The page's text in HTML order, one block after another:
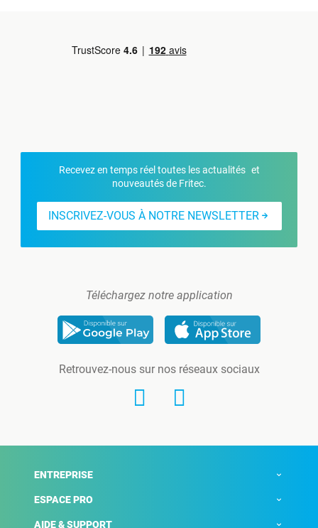
Recevez en temps réel toutes les actualités et
nouveautés de Fritec.
INSCRIVEZ-VOUS À NOTRE NEWSLETTER
Téléchargez notre application
Retrouvez-nous sur nos réseaux sociaux
ENTREPRISE
ESPACE PRO
AIDE & SUPPORT